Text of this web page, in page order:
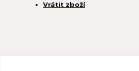
Vrátit zboží